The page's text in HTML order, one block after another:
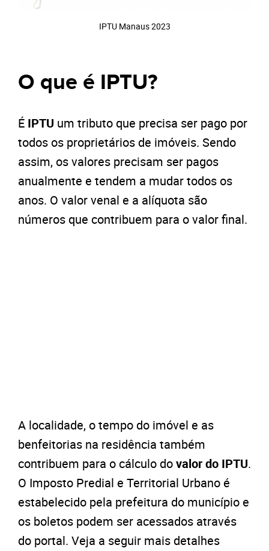
IPTU Manaus 2023
O que é IPTU?
É IPTU um tributo que precisa ser pago por
todos os proprietários de imóveis. Sendo
assim, os valores precisam ser pagos
anualmente e tendem a mudar todos os
anos. O valor venal e a alíquota são
números que contribuem para o valor final.
A localidade, o tempo do imóvel e as
benfeitorias na residência também
contribuem para o cálculo dovalor do IPTU.
O Imposto Predial e Territorial Urbano é
estabelecido pela prefeitura do município e
os boletos podem ser acessados através
do portal. Veja a seguir mais detalhes